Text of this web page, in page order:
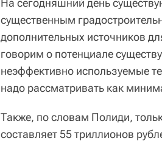
На сегодняшний день
существенным
дополнительных источников
говорим о потенциале
неэффективно используемые
надо рассматривать как
Также, по словам Полиди,
составляет 55 триллионов